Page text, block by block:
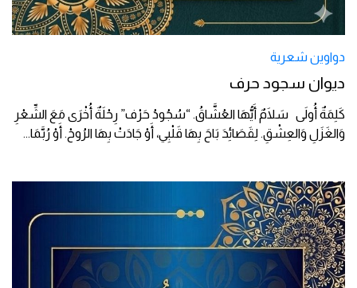
دواوين شعرية
ديوان سجود حرف
كَلِمَةٌ أُولَى سَلَامٌ أَيُّهَا العُشَّاقُ. “سُجُودُ حَرْف” رِحْلَةٌ أُخْرَى مَعَ الشِّعْرِ
وَالغَزَلِ وَالعِشْقِ. لِقَصَائِدَ بَاحَ بِهَا قَلْبِي، أَوْ جَادَتْ بِهَا الرُوحْ. أَوْ رُبَّمَا...